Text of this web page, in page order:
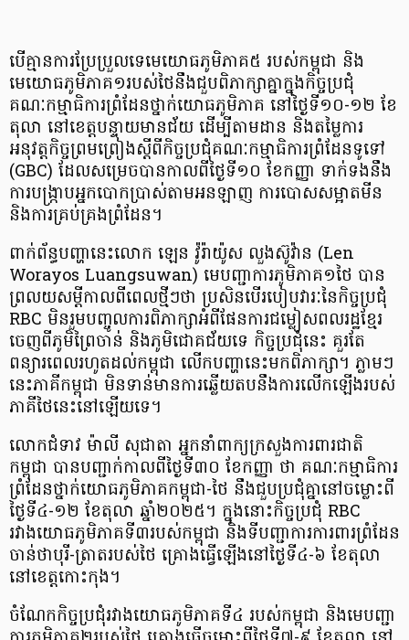
បើគ្មានការប្រែប្រួលទេមេយោធភូមិភាគ៥ របស់កម្ពុជា និង
មេយោធភូមិភាគ១របស់ថៃនឹងជួបពិភាក្សាគ្នាក្នុងកិច្ចប្រជុំ
គណៈកម្មាធិការព្រំដែនថ្នាក់យោធភូមិភាគ នៅថ្ងៃទី១០-១២ ខែ
តុលា នៅខេត្តបន្ទាយមានជ័យ ដើម្បីតាមដាន និងតម្លៃការ
អនុវត្តកិច្ចព្រមព្រៀងស្ដីពីកិច្ចប្រជុំគណៈកម្មាធិការព្រំដែនទូទៅ
(GBC) ដែលសម្រេចបានកាលពីថ្ងៃទី១០ ខែកញ្ញា ទាក់ទងនឹង
ការបង្ក្រាបអ្នកបោកប្រាស់តាមអនឡាញ ការបោសសម្អាតមីន
និងការគ្រប់គ្រងព្រំដែន។
ពាក់ព័ន្ធបញ្ហានេះលោក ឡេន វ៉ូរ៉ាយ៉ូស លួងស៊ូវ៉ាន (Len
Worayos Luangsuwan) មេបញ្ជាការភូមិភាគ១ថៃ បាន
ព្រលយសម្តីកាលពីពេលថ្មីៗថា ប្រសិនបើរបៀបវារៈនៃកិច្ចប្រជុំ
RBC ​មិនរួមបញ្ចូលការពិភាក្សាអំពីផែនការជម្លៀសពលរដ្ឋខ្មែរ
ចេញពីភូមិព្រៃចាន់ និងភូមិជោគជ័យទេ កិច្ចប្រជុំនេះ គួរតែ
ពន្យារពេលរហូតដល់កម្ពុជា លើកបញ្ហានេះមកពិភាក្សា។ ភ្លាមៗ
នេះភាគីកម្ពុជា មិនទាន់មានការឆ្លើយតបនឹងការលើកឡើងរបស់
ភាគីថៃនេះនៅឡើយទេ។
លោកជំទាវ ម៉ាលី សុជាតា អ្នកនាំពាក្យក្រសួងការពារជាតិ
កម្ពុជា បានបញ្ជាក់កាលពីថ្ងៃទី៣០ ខែកញ្ញា ថា គណៈកម្មាធិការ
ព្រំដែនថ្នាក់យោធភូមិភាគកម្ពុជា-ថៃ នឹងជួបប្រជុំគ្នានៅចម្លោះពី
ថ្ងៃទី៤-១២ ខែតុលា ឆ្នាំ២០២៥។ ក្នុងនោះកិច្ចប្រជុំ RBC
រវាងយោធភូមិភាគទី៣របស់កម្ពុជា និងទីបញ្ជាការការពារព្រំដែន
ចាន់ថាបុរី-ត្រាតរបស់ថៃ គ្រោងធ្វើឡើងនៅថ្ងៃទី៤-៦ ខែតុលា
នៅខេត្តកោះកុង។
ចំណែកកិច្ចប្រជុំរវាងយោធភូមិភាគទី៤ របស់កម្ពុជា និងមេបញ្ជា